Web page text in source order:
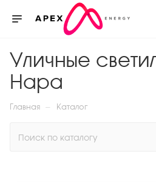
Уличные
Нара
Главная — Каталог